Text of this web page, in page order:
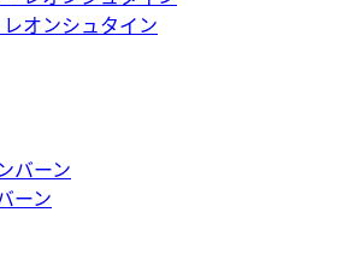
オンシュタイン
ーン